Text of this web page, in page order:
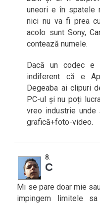
uneori e în spatele
nici nu va fi prea
acolo sunt Sony,
contează numele.
Dacă un codec
indiferent că e
Degeaba ai clipuri
PC-ul și nu poți
vreo industrie
grafică+foto-video.
C
Mi se pare doar mie
impingem limitele